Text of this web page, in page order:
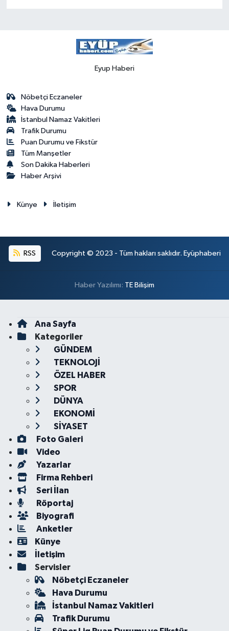
Eyup Haberi
Nöbetçi Eczaneler
Hava Durumu
İstanbul Namaz Vakitleri
Trafik Durumu
Puan Durumu ve Fikstür
Tüm Manşetler
Son Dakika Haberleri
Haber Arşivi
Künye İletişim
RSS Copyright © 2023 - Tüm hakları saklıdır. Eyüphaberi
Haber Yazılımı: TE Bilişim
Ana Sayfa
Kategoriler
GÜNDEM
TEKNOLOJİ
ÖZEL HABER
SPOR
DÜNYA
EKONOMİ
SİYASET
Foto Galeri
Video
Yazarlar
Firma Rehberi
Seri İlan
Röportaj
Biyografi
Anketler
Künye
İletişim
Servisler
Nöbetçi Eczaneler
Hava Durumu
İstanbul Namaz Vakitleri
Trafik Durumu